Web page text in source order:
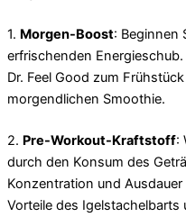
1. Morgen-Boost: Beginnen
erfrischenden
Dr. Feel Good zum
morgendlichen Smoothie.
2. Pre-Workout-Kraftstoff:
durch den Konsum des
Konzentration und
Vorteile des